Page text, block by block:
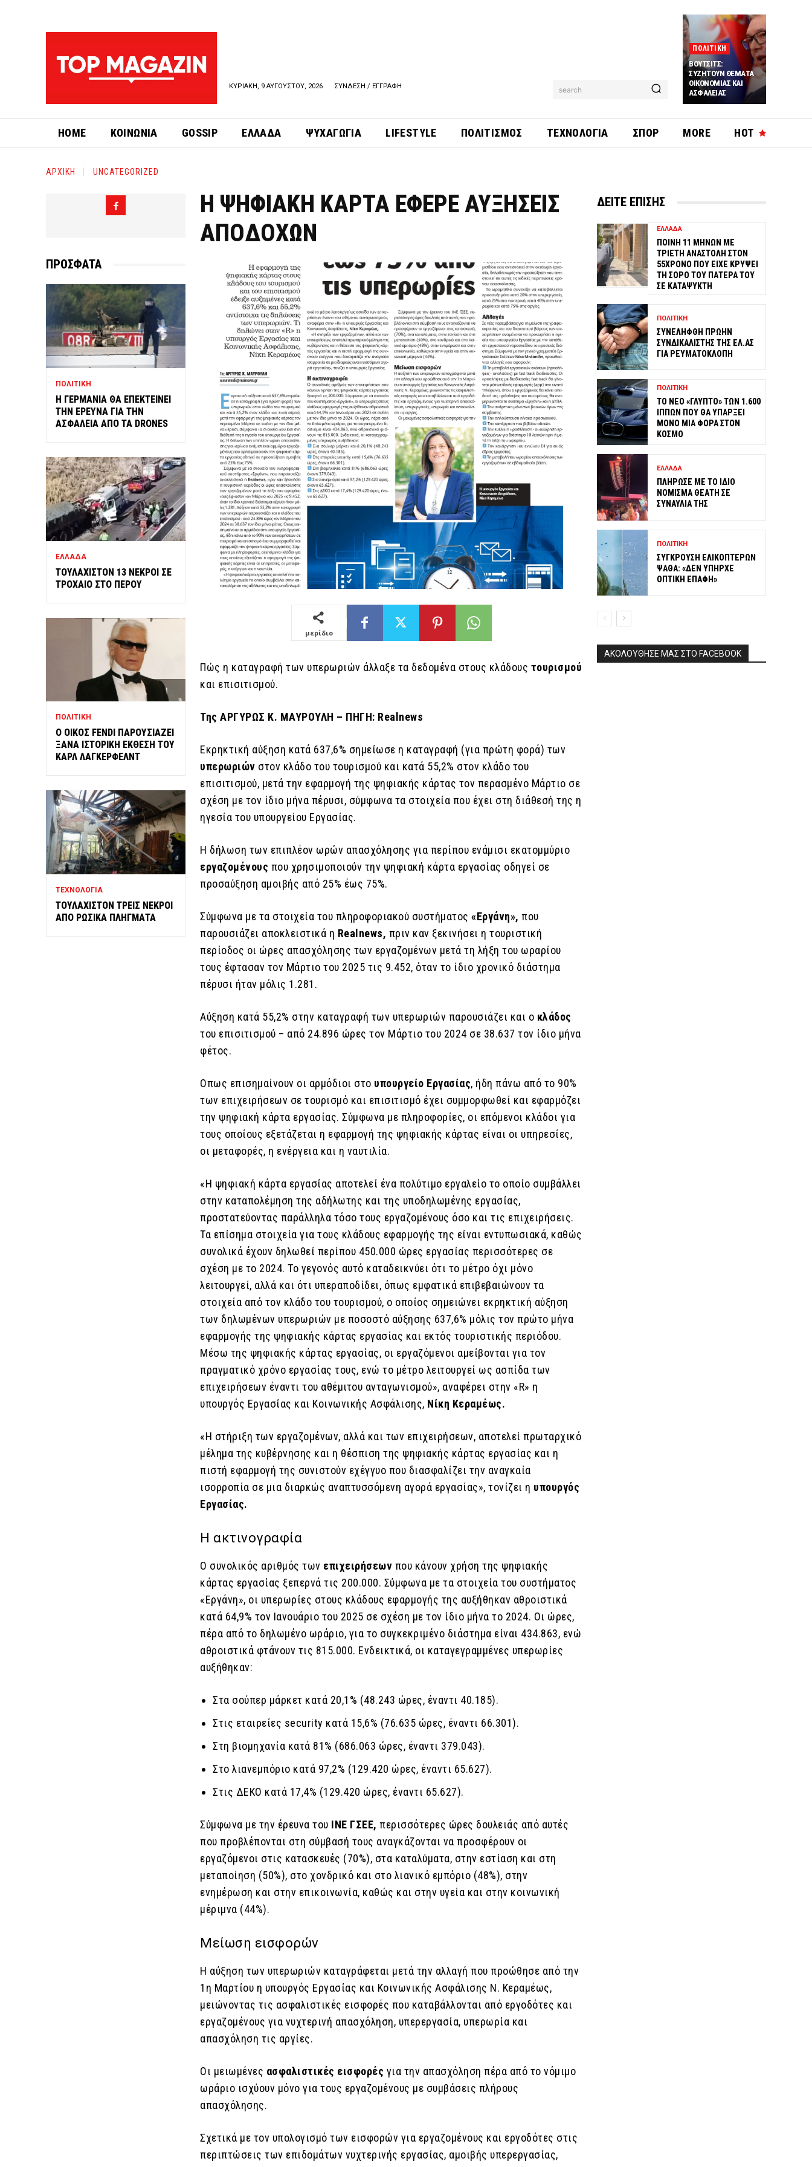
ΚΥΡΙΑΚΗ, 9 ΑΥΓΟΥΣΤΟΥ, 2026 ΣΥΝΔΕΣΗ / ΕΓΓΡΑΦΗ search
ΠΟΛΙΤΙΚΗ
ΒΟΥΤΣΙΤΣ:
ΣΥΖΗΤΟΥΝ ΘΕΜΑΤΑ
ΟΙΚΟΝΟΜΙΑΣ ΚΑΙ
ΑΣΦΑΛΕΙΑΣ
HOT
HOME ΚΟΙΝΩΝΙΑ GOSSIP ΕΛΛΑΔΑ ΨΥΧΑΓΩΓΙΑ LIFESTYLE ΠΟΛΙΤΙΣΜΟΣ ΤΕΧΝΟΛΟΓΙΑ ΣΠΟΡ MORE
ΑΡΧΙΚΗ UNCATEGORIZED
ΠΡΟΣΦΑΤΑ
ΠΟΛΙΤΙΚΗ
Η ΓΕΡΜΑΝΙΑ ΘΑ ΕΠΕΚΤΕΙΝΕΙ
ΤΗΝ ΕΡΕΥΝΑ ΓΙΑ ΤΗΝ
ΑΣΦΑΛΕΙΑ ΑΠΟ ΤΑ DRONES
ΕΛΛΑΔΑ
ΤΟΥΛΑΧΙΣΤΟΝ 13 ΝΕΚΡΟΙ ΣΕ
ΤΡΟΧΑΙΟ ΣΤΟ ΠΕΡΟΥ
ΠΟΛΙΤΙΚΗ
Ο ΟΙΚΟΣ FENDI ΠΑΡΟΥΣΙΑΖΕΙ
ΞΑΝΑ ΙΣΤΟΡΙΚΗ ΕΚΘΕΣΗ ΤΟΥ
ΚΑΡΛ ΛΑΓΚΕΡΦΕΛΝΤ
ΤΕΧΝΟΛΟΓΙΑ
ΤΟΥΛΑΧΙΣΤΟΝ ΤΡΕΙΣ ΝΕΚΡΟΙ
ΑΠΟ ΡΩΣΙΚΑ ΠΛΗΓΜΑΤΑ
Η ΨΗΦΙΑΚΗ ΚΑΡΤΑ ΕΦΕΡΕ ΑΥΞΗΣΕΙΣ
ΑΠΟΔΟΧΩΝ
μερίδιο
Πώς η καταγραφή των υπερωριών άλλαξε τα δεδομένα στους κλάδους τουρισμού
και επισιτισμού.
Της ΑΡΓΥΡΩΣ Κ. ΜΑΥΡΟΥΛΗ – ΠΗΓΗ: Realnews
Εκρηκτική αύξηση κατά 637,6% σημείωσε η καταγραφή (για πρώτη φορά) των
υπερωριών στον κλάδο του τουρισμού και κατά 55,2% στον κλάδο του
επισιτισμού, μετά την εφαρμογή της ψηφιακής κάρτας τον περασμένο Μάρτιο σε
σχέση με τον ίδιο μήνα πέρυσι, σύμφωνα τα στοιχεία που έχει στη διάθεσή της η
ηγεσία του υπουργείου Εργασίας.
Η δήλωση των επιπλέον ωρών απασχόλησης για περίπου ενάμισι εκατομμύριο
εργαζομένους που χρησιμοποιούν την ψηφιακή κάρτα εργασίας οδηγεί σε
προσαύξηση αμοιβής από 25% έως 75%.
Σύμφωνα με τα στοιχεία του πληροφοριακού συστήματος «Εργάνη», που
παρουσιάζει αποκλειστικά η Realnews, πριν καν ξεκινήσει η τουριστική
περίοδος οι ώρες απασχόλησης των εργαζομένων μετά τη λήξη του ωραρίου
τους έφτασαν τον Μάρτιο του 2025 τις 9.452, όταν το ίδιο χρονικό διάστημα
πέρυσι ήταν μόλις 1.281.
Αύξηση κατά 55,2% στην καταγραφή των υπερωριών παρουσιάζει και ο κλάδος
του επισιτισμού – από 24.896 ώρες τον Μάρτιο του 2024 σε 38.637 τον ίδιο μήνα
φέτος.
Οπως επισημαίνουν οι αρμόδιοι στο υπουργείο Εργασίας, ήδη πάνω από το 90%
των επιχειρήσεων σε τουρισμό και επισιτισμό έχει συμμορφωθεί και εφαρμόζει
την ψηφιακή κάρτα εργασίας. Σύμφωνα με πληροφορίες, οι επόμενοι κλάδοι για
τους οποίους εξετάζεται η εφαρμογή της ψηφιακής κάρτας είναι οι υπηρεσίες,
οι μεταφορές, η ενέργεια και η ναυτιλία.
«Η ψηφιακή κάρτα εργασίας αποτελεί ένα πολύτιμο εργαλείο το οποίο συμβάλλει
στην καταπολέμηση της αδήλωτης και της υποδηλωμένης εργασίας,
προστατεύοντας παράλληλα τόσο τους εργαζομένους όσο και τις επιχειρήσεις.
Τα επίσημα στοιχεία για τους κλάδους εφαρμογής της είναι εντυπωσιακά, καθώς
συνολικά έχουν δηλωθεί περίπου 450.000 ώρες εργασίας περισσότερες σε
σχέση με το 2024. Το γεγονός αυτό καταδεικνύει ότι το μέτρο όχι μόνο
λειτουργεί, αλλά και ότι υπεραποδίδει, όπως εμφατικά επιβεβαιώνουν τα
στοιχεία από τον κλάδο του τουρισμού, ο οποίος σημειώνει εκρηκτική αύξηση
των δηλωμένων υπερωριών με ποσοστό αύξησης 637,6% μόλις τον πρώτο μήνα
εφαρμογής της ψηφιακής κάρτας εργασίας και εκτός τουριστικής περιόδου.
Μέσω της ψηφιακής κάρτας εργασίας, οι εργαζόμενοι αμείβονται για τον
πραγματικό χρόνο εργασίας τους, ενώ το μέτρο λειτουργεί ως ασπίδα των
επιχειρήσεων έναντι του αθέμιτου ανταγωνισμού», αναφέρει στην «R» η
υπουργός Εργασίας και Κοινωνικής Ασφάλισης, Νίκη Κεραμέως.
«Η στήριξη των εργαζομένων, αλλά και των επιχειρήσεων, αποτελεί πρωταρχικό
μέλημα της κυβέρνησης και η θέσπιση της ψηφιακής κάρτας εργασίας και η
πιστή εφαρμογή της συνιστούν εχέγγυο που διασφαλίζει την αναγκαία
ισορροπία σε μια διαρκώς αναπτυσσόμενη αγορά εργασίας», τονίζει η υπουργός
Εργασίας.
Η ακτινογραφία
Ο συνολικός αριθμός των επιχειρήσεων που κάνουν χρήση της ψηφιακής
κάρτας εργασίας ξεπερνά τις 200.000. Σύμφωνα με τα στοιχεία του συστήματος
«Εργάνη», οι υπερωρίες στους κλάδους εφαρμογής της αυξήθηκαν αθροιστικά
κατά 64,9% τον Ιανουάριο του 2025 σε σχέση με τον ίδιο μήνα το 2024. Οι ώρες,
πέρα από το δηλωμένο ωράριο, για το συγκεκριμένο διάστημα είναι 434.863, ενώ
αθροιστικά φτάνουν τις 815.000. Ενδεικτικά, οι καταγεγραμμένες υπερωρίες
αυξήθηκαν:
Στα σούπερ μάρκετ κατά 20,1% (48.243 ώρες, έναντι 40.185).
Στις εταιρείες security κατά 15,6% (76.635 ώρες, έναντι 66.301).
Στη βιομηχανία κατά 81% (686.063 ώρες, έναντι 379.043).
Στο λιανεμπόριο κατά 97,2% (129.420 ώρες, έναντι 65.627).
Στις ΔΕΚΟ κατά 17,4% (129.420 ώρες, έναντι 65.627).
Σύμφωνα με την έρευνα του ΙΝΕ ΓΣΕΕ, περισσότερες ώρες δουλειάς από αυτές
που προβλέπονται στη σύμβασή τους αναγκάζονται να προσφέρουν οι
εργαζόμενοι στις κατασκευές (70%), στα καταλύματα, στην εστίαση και στη
μεταποίηση (50%), στο χονδρικό και στο λιανικό εμπόριο (48%), στην
ενημέρωση και στην επικοινωνία, καθώς και στην υγεία και στην κοινωνική
μέριμνα (44%).
Μείωση εισφορών
Η αύξηση των υπερωριών καταγράφεται μετά την αλλαγή που προώθησε από την
1η Μαρτίου η υπουργός Εργασίας και Κοινωνικής Ασφάλισης Ν. Κεραμέως,
μειώνοντας τις ασφαλιστικές εισφορές που καταβάλλονται από εργοδότες και
εργαζομένους για νυχτερινή απασχόληση, υπερεργασία, υπερωρία και
απασχόληση τις αργίες.
Οι μειωμένες ασφαλιστικές εισφορές για την απασχόληση πέρα από το νόμιμο
ωράριο ισχύουν μόνο για τους εργαζομένους με συμβάσεις πλήρους
απασχόλησης.
Σχετικά με τον υπολογισμό των εισφορών για εργαζομένους και εργοδότες στις
περιπτώσεις των επιδομάτων νυχτερινής εργασίας, αμοιβής υπερεργασίας,
ΔΕΙΤΕ ΕΠΙΣΗΣ
ΕΛΛΑΔΑ
ΠΟΙΝΗ 11 ΜΗΝΩΝ ΜΕ
ΤΡΙΕΤΗ ΑΝΑΣΤΟΛΗ ΣΤΟΝ
55ΧΡΟΝΟ ΠΟΥ ΕΙΧΕ ΚΡΥΨΕΙ
ΤΗ ΣΟΡΟ ΤΟΥ ΠΑΤΕΡΑ ΤΟΥ
ΣΕ ΚΑΤΑΨΥΚΤΗ
ΠΟΛΙΤΙΚΗ
ΣΥΝΕΛΗΦΘΗ ΠΡΩΗΝ
ΣΥΝΔΙΚΑΛΙΣΤΗΣ ΤΗΣ ΕΛ.ΑΣ
ΓΙΑ ΡΕΥΜΑΤΟΚΛΟΠΗ
ΠΟΛΙΤΙΚΗ
ΤΟ ΝΕΟ «ΓΛΥΠΤΟ» ΤΩΝ 1.600
ΙΠΠΩΝ ΠΟΥ ΘΑ ΥΠΑΡΞΕΙ
ΜΟΝΟ ΜΙΑ ΦΟΡΑ ΣΤΟΝ
ΚΟΣΜΟ
ΕΛΛΑΔΑ
ΠΛΗΡΩΣΕ ΜΕ ΤΟ ΙΔΙΟ
ΝΟΜΙΣΜΑ ΘΕΑΤΗ ΣΕ
ΣΥΝΑΥΛΙΑ ΤΗΣ
ΠΟΛΙΤΙΚΗ
ΣΥΓΚΡΟΥΣΗ ΕΛΙΚΟΠΤΕΡΩΝ
ΨΑΘΑ: «ΔΕΝ ΥΠΗΡΧΕ
ΟΠΤΙΚΗ ΕΠΑΦΗ»
ΑΚΟΛΟΥΘΗΣΕ ΜΑΣ ΣΤΟ FACEBOOK